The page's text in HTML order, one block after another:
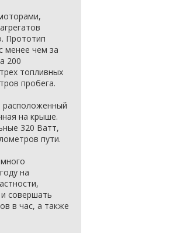
Прототип
менее чем за
200
топливных
пробега.
расположенный
на крыше.
320 Ватт,
пути.
на
совершать
в час, а также